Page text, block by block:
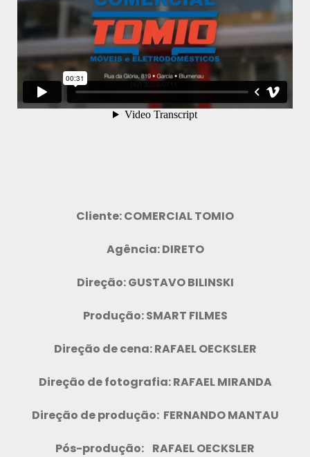
Cliente: COMERCIAL TOMIO
Agência: DIRETO
Direção: GUSTAVO BILINSKI
Produção: SMART FILMES
Direção de cena: RAFAEL OECKSLER
Direção de fotografia: RAFAEL MIRANDA
Direção de produção: FERNANDO MANTAU
Pós-produção: RAFAEL OECKSLER